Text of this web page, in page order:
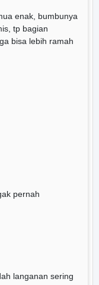
enak, bumbunya
tp bagian
bisa lebih ramah
pernah
langanan sering